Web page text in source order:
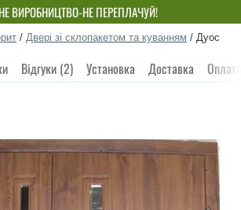
ВИРОБНИЦТВО-НЕ ПЕРЕПЛАЧУЙ!
/ Двері зі склопакетом та куванням / Дуос
Відгуки (2) Установка Доставка Оплата